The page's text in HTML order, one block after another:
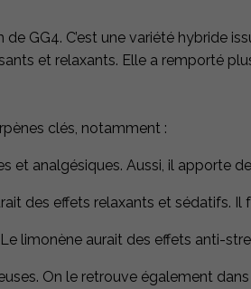
GG4. C’est une variété hybride
et relaxants. Elle a remporté
clés, notamment :
et analgésiques. Aussi, il apporte
des effets relaxants et sédatifs.
limonène aurait des effets anti-
On le retrouve également